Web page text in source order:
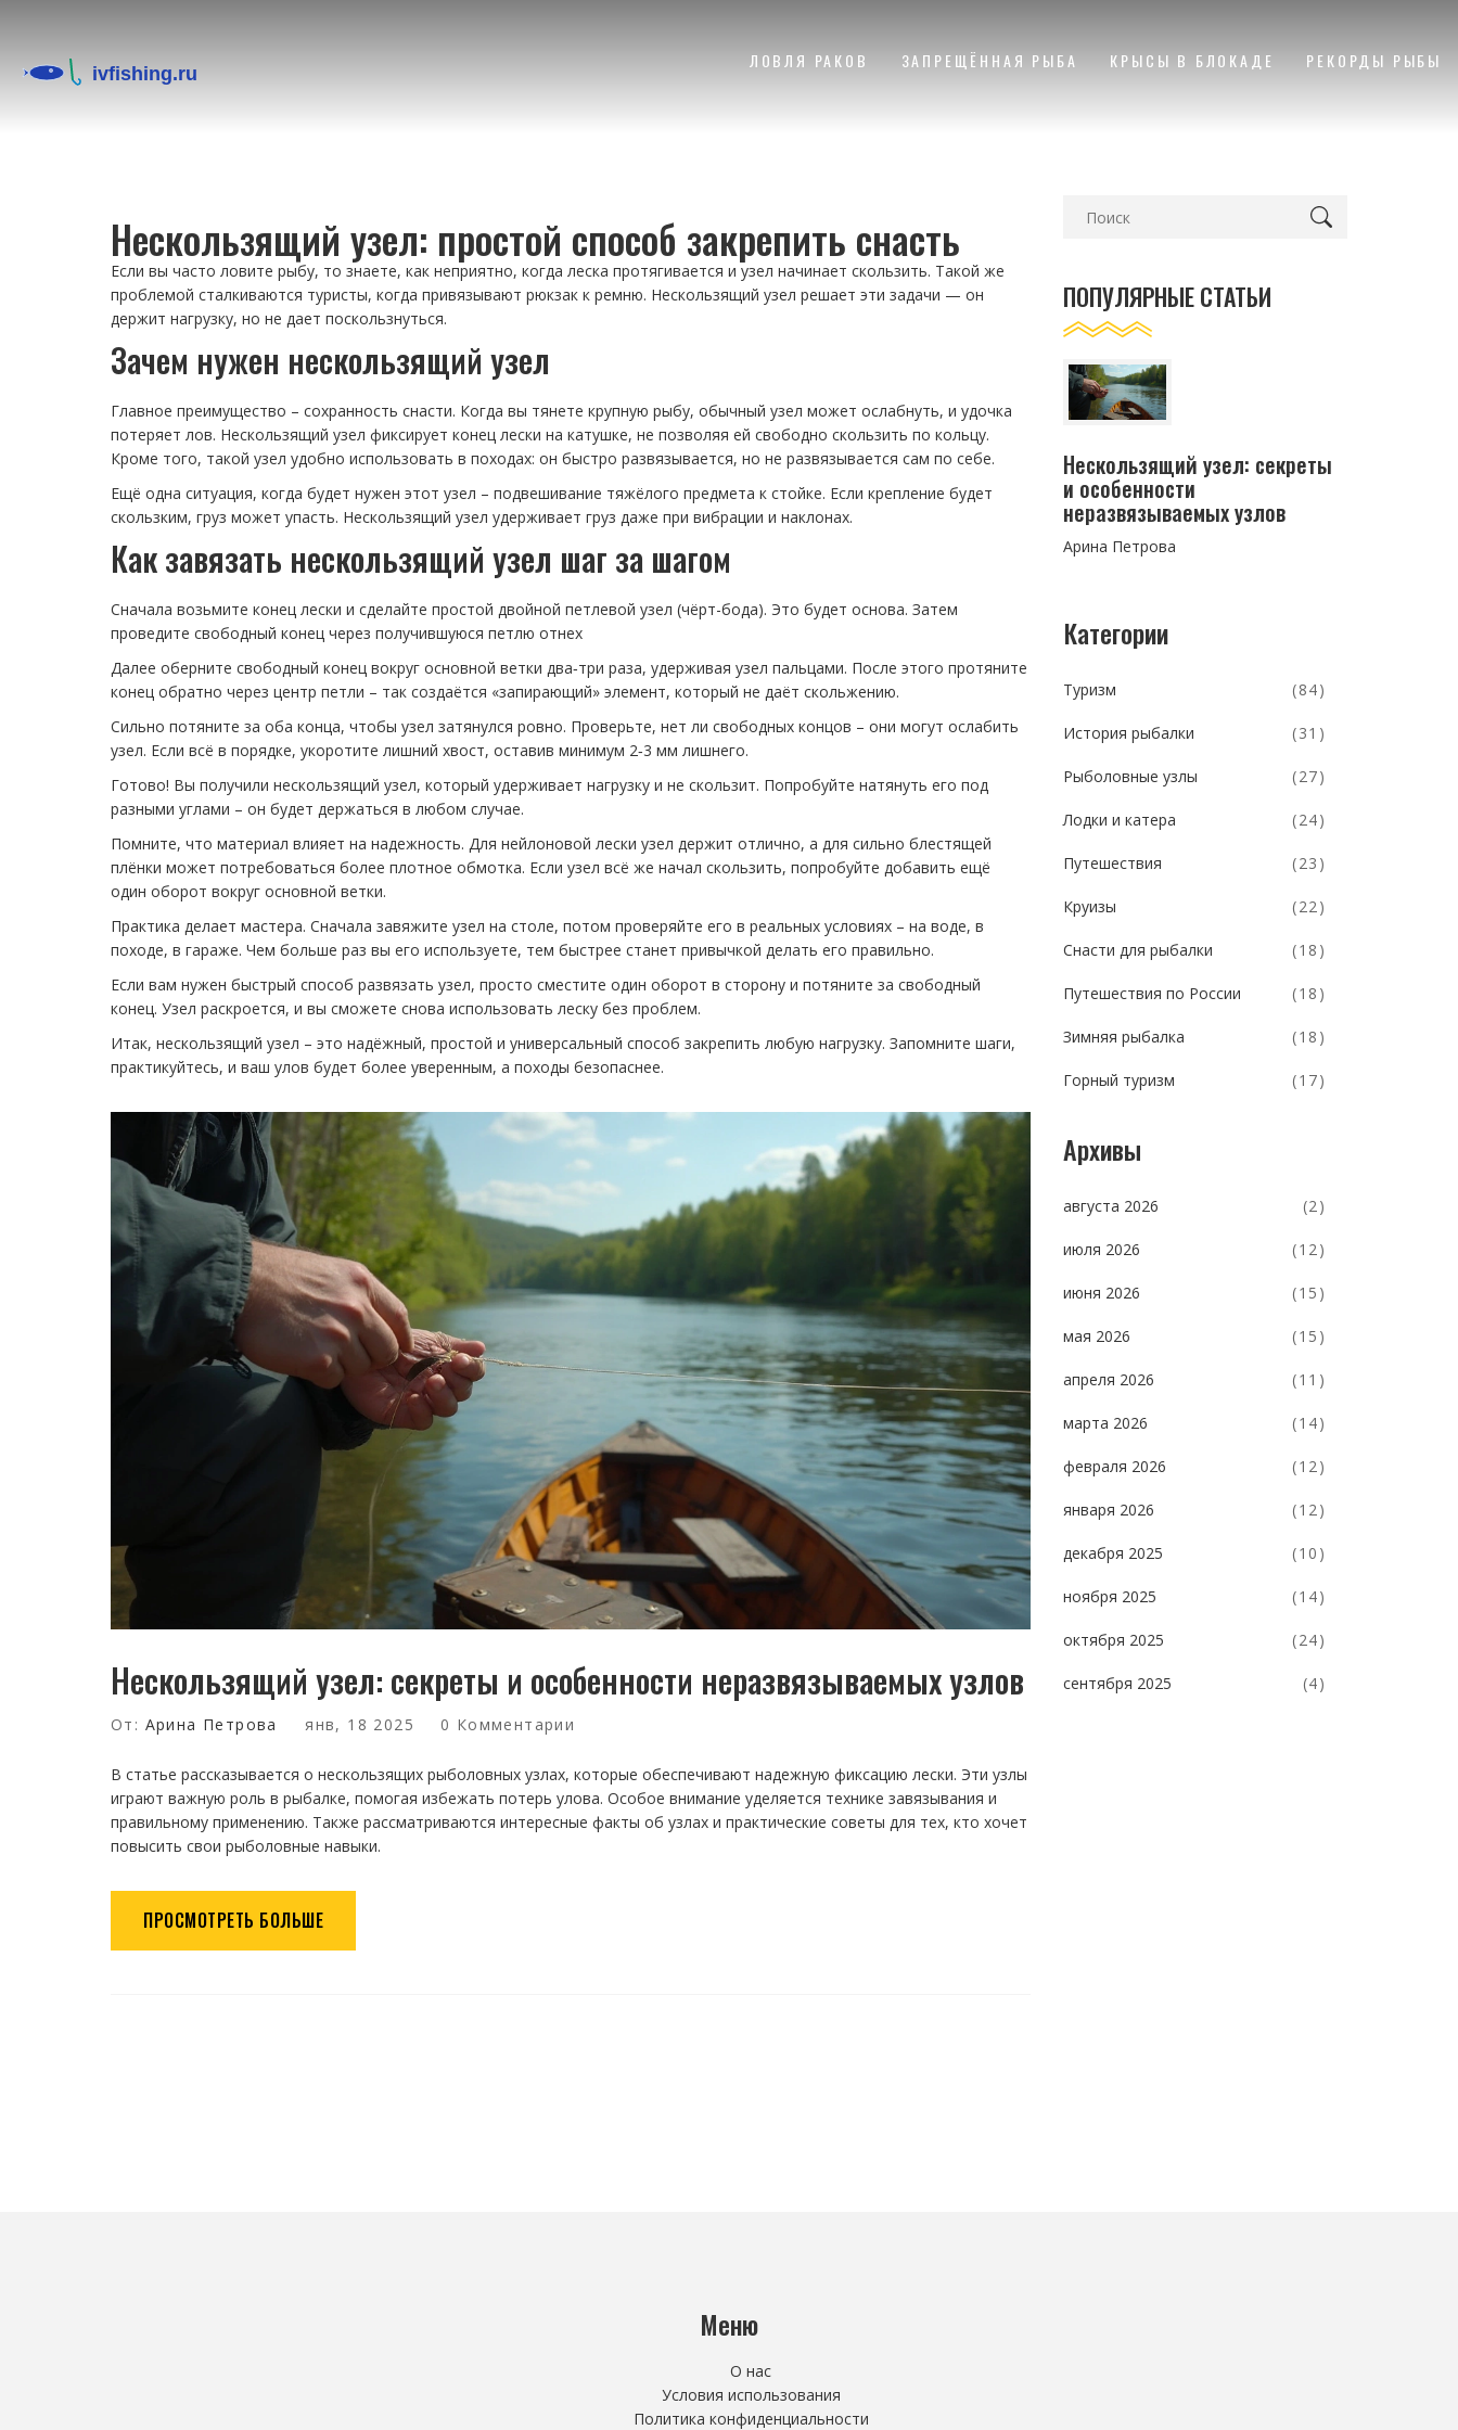
ЛОВЛЯ РАКОВ ЗАПРЕЩЁННАЯ РЫБА КРЫСЫ В БЛОКАДЕ РЕКОРДЫ РЫБЫ
Нескользящий узел: простой способ закрепить снасть
Если вы часто ловите рыбу, то знаете, как неприятно, когда леска протягивается и узел начинает скользить. Такой же
проблемой сталкиваются туристы, когда привязывают рюкзак к ремню. Нескользящий узел решает эти задачи — он
держит нагрузку, но не дает поскользнуться.
Зачем нужен нескользящий узел
Главное преимущество – сохранность снасти. Когда вы тянете крупную рыбу, обычный узел может ослабнуть, и удочка
потеряет лов. Нескользящий узел фиксирует конец лески на катушке, не позволяя ей свободно скользить по кольцу.
Кроме того, такой узел удобно использовать в походах: он быстро развязывается, но не развязывается сам по себе.
Ещё одна ситуация, когда будет нужен этот узел – подвешивание тяжёлого предмета к стойке. Если крепление будет
скользким, груз может упасть. Нескользящий узел удерживает груз даже при вибрации и наклонах.
Как завязать нескользящий узел шаг за шагом
Сначала возьмите конец лески и сделайте простой двойной петлевой узел (чёрт-бода). Это будет основа. Затем
проведите свободный конец через получившуюся петлю отнex
Далее оберните свободный конец вокруг основной ветки два‑три раза, удерживая узел пальцами. После этого протяните
конец обратно через центр петли – так создаётся «запирающий» элемент, который не даёт скольжению.
Сильно потяните за оба конца, чтобы узел затянулся ровно. Проверьте, нет ли свободных концов – они могут ослабить
узел. Если всё в порядке, укоротите лишний хвост, оставив минимум 2‑3 мм лишнего.
Готово! Вы получили нескользящий узел, который удерживает нагрузку и не скользит. Попробуйте натянуть его под
разными углами – он будет держаться в любом случае.
Помните, что материал влияет на надежность. Для нейлоновой лески узел держит отлично, а для сильно блестящей
плёнки может потребоваться более плотное обмотка. Если узел всё же начал скользить, попробуйте добавить ещё
один оборот вокруг основной ветки.
Практика делает мастера. Сначала завяжите узел на столе, потом проверяйте его в реальных условиях – на воде, в
походе, в гараже. Чем больше раз вы его используете, тем быстрее станет привычкой делать его правильно.
Если вам нужен быстрый способ развязать узел, просто сместите один оборот в сторону и потяните за свободный
конец. Узел раскроется, и вы сможете снова использовать леску без проблем.
Итак, нескользящий узел – это надёжный, простой и универсальный способ закрепить любую нагрузку. Запомните шаги,
практикуйтесь, и ваш улов будет более уверенным, а походы безопаснее.
Нескользящий узел: секреты и особенности неразвязываемых узлов
От: Арина Петрова янв, 18 2025 0 Комментарии
В статье рассказывается о нескользящих рыболовных узлах, которые обеспечивают надежную фиксацию лески. Эти узлы
играют важную роль в рыбалке, помогая избежать потерь улова. Особое внимание уделяется технике завязывания и
правильному применению. Также рассматриваются интересные факты об узлах и практические советы для тех, кто хочет
повысить свои рыболовные навыки.
ПРОСМОТРЕТЬ БОЛЬШЕ
ПОПУЛЯРНЫЕ СТАТЬИ
Нескользящий узел: секреты
и особенности
неразвязываемых узлов
Арина Петрова
Категории
Туризм (84)
История рыбалки (31)
Рыболовные узлы (27)
Лодки и катера (24)
Путешествия (23)
Круизы (22)
Снасти для рыбалки (18)
Путешествия по России (18)
Зимняя рыбалка (18)
Горный туризм (17)
Архивы
августа 2026 (2)
июля 2026 (12)
июня 2026 (15)
мая 2026 (15)
апреля 2026 (11)
марта 2026 (14)
февраля 2026 (12)
января 2026 (12)
декабря 2025 (10)
ноября 2025 (14)
октября 2025 (24)
сентября 2025 (4)
Меню
О нас
Условия использования
Политика конфиденциальности